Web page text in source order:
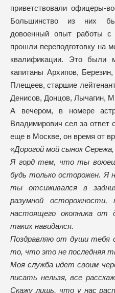
приветствовали офицеры-
Большинство из них
довоенный опыт работы
прошли переподготовку на
квалификации. Это были
капитаны Архипов,
Плещеев, старшие
Денисов, Донцов, Лычагин,
А вечером, в номере
Владимирович сел за ответ
еще в Москве, он время от
«Дорогой мой сынок Сережа,
Я горд тем, что ты
будь только осторожен. Я
ты отсиживался в
разумной осторожности,
настоящего окопника
таких навидался.
Поздравляю от души тебя
то, что это не последняя
Моя служба идет своим
писать нельзя, все
Скажу лишь, что у нас